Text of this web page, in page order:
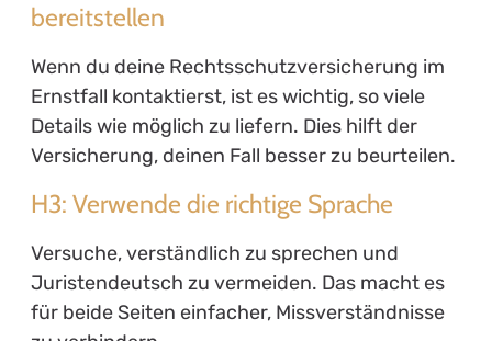
bereitstellen
Wenn du deine Rechtsschutzversicherung im
Ernstfall kontaktierst, ist es wichtig, so viele
Details wie möglich zu liefern. Dies hilft der
Versicherung, deinen Fall besser zu beurteilen.
H3: Verwende die richtige Sprache
Versuche, verständlich zu sprechen und
Juristendeutsch zu vermeiden. Das macht es
für beide Seiten einfacher, Missverständnisse